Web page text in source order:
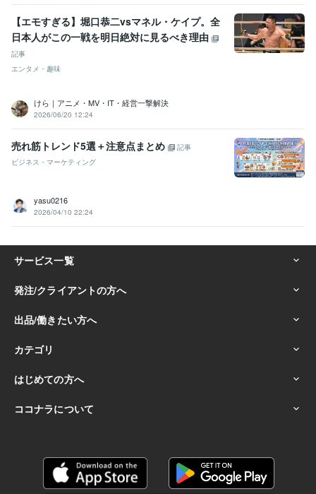
【エモすぎる】堀口恭二vsマネル・ケイプ。全
日本人がこの一戦を明日絶対に見るべき理由
記事
エンタメ・趣味
けら｜アニメ・MV・IT・経営一撃解決
2026/06/20 12:24
売れ筋トレンド5選＋注意点まとめ
記事
ビジネス・マーケティング
yasu0216
2026/04/10 22:24